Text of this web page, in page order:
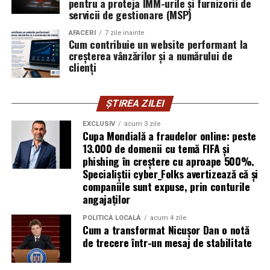
vigilența utilizatorului rămâne prima linie de apărare”,
explică Horațiu Șimon, Chief Technology Officer
cyber_Folks România.
Subiectul a fost semnalat și de FBI, care a inclus în
informările din ultima lună amenințările asociate
operațiuni de dezinformare.
Avertismentele publice s-au concentrat în principal
asupra fanilor și infrastructurii orașelor gazdă, însă
specialiștii atrag atenția că firmele pot fi afectate
inclusiv atunci când nu au nicio legătură directă cu
industria sportului, turismului sau vânzarea de bilete.
Atacurile sunt mai eficiente în contextul
evenimentelor globale
Campaniile de phishing asociate evenimentelor
servicii de gestionare (MSP)
AFACERI 7 zile inainte
Cum contribuie un website performant la
creșterea vânzărilor și a numărului de
clienți
ȘTIREA ZILEI
EXCLUSIV acum 3 zile
Cupa Mondială a fraudelor online: peste
13.000 de domenii cu temă FIFA și
phishing în creștere cu aproape 500%.
Specialiștii cyber_Folks avertizează că și
companiile sunt expuse, prin conturile
angajaților
POLITICĂ LOCALĂ acum 4 zile
Cum a transformat Nicușor Dan o notă
de trecere într-un mesaj de stabilitate